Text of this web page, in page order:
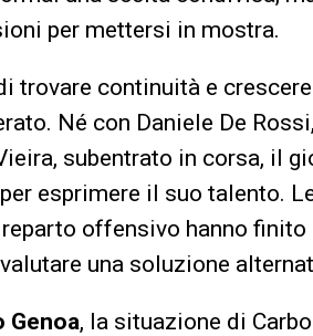
per mettersi in mostra.
trovare continuità e
Né con Daniele De
subentrato in corsa, il
esprimere il suo talento.
offensivo hanno finito
una soluzione
Genoa, la situazione di